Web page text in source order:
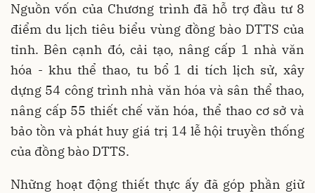
Nguồn vốn của Chương trình đã hỗ trợ đầu tư 8
điểm du lịch tiêu biểu vùng đồng bào DTTS của
tỉnh. Bên cạnh đó, cải tạo, nâng cấp 1 nhà văn
hóa - khu thể thao, tu bổ 1 di tích lịch sử, xây
dựng 54 công trình nhà văn hóa và sân thể thao,
nâng cấp 55 thiết chế văn hóa, thể thao cơ sở và
bảo tồn và phát huy giá trị 14 lễ hội truyền thống
của đồng bào DTTS.
Những hoạt động thiết thực ấy đã góp phần giữ